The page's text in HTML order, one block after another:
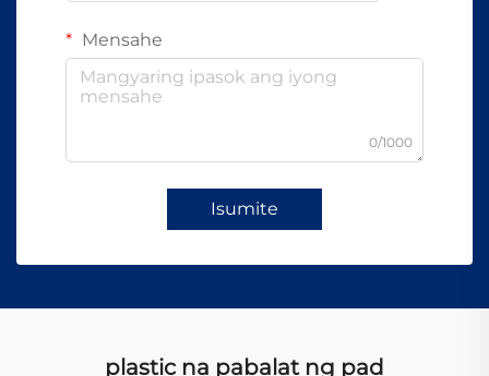
Mensahe
0/1000
Isumite
plastic na pabalat ng pad